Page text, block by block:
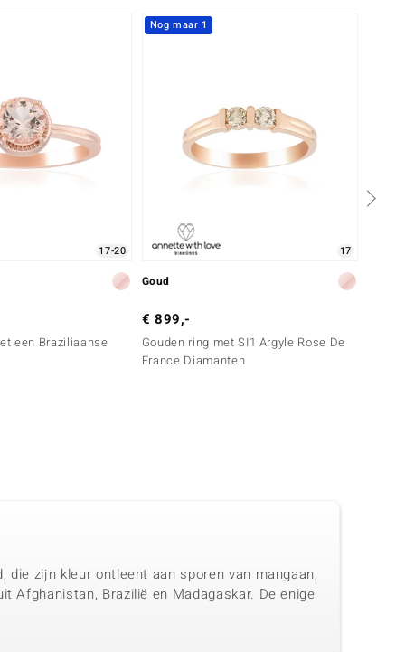
17-20
een Braziliaanse
Nog maar 1
17
Goud
€ 899,-
Gouden ring met SI1 Argyle Rose De
France Diamanten
zijn kleur ontleent aan sporen van mangaan,
Afghanistan, Brazilië en Madagaskar. De enige